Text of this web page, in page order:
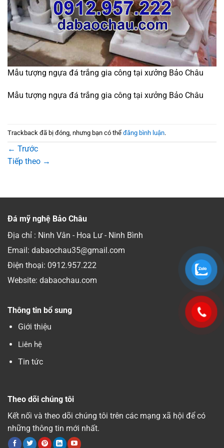
Mẫu tượng ngựa đá trắng gia công tại xưởng Bảo Châu
Mẫu tượng ngựa đá trắng gia công tại xưởng Bảo Châu
Trackback đã bị đóng, nhưng bạn có thể đăng bình luận.
← Trước
Tiếp theo →
Đá mỹ nghệ Bảo Châu
Địa chỉ : Ninh Vân - Hoa Lư - Ninh Bình
Email: dabaochau35@gmail.com
Điện thoại: 0912.957.222
Website: dabaochau.com
Thông tin bổ sung
Giới thiệu
Liên hệ
Tin tức
Theo dõi chúng tôi
Kết nối và theo dõi chúng tôi trên các mạng xã hội để có
những thông tin mới nhất.